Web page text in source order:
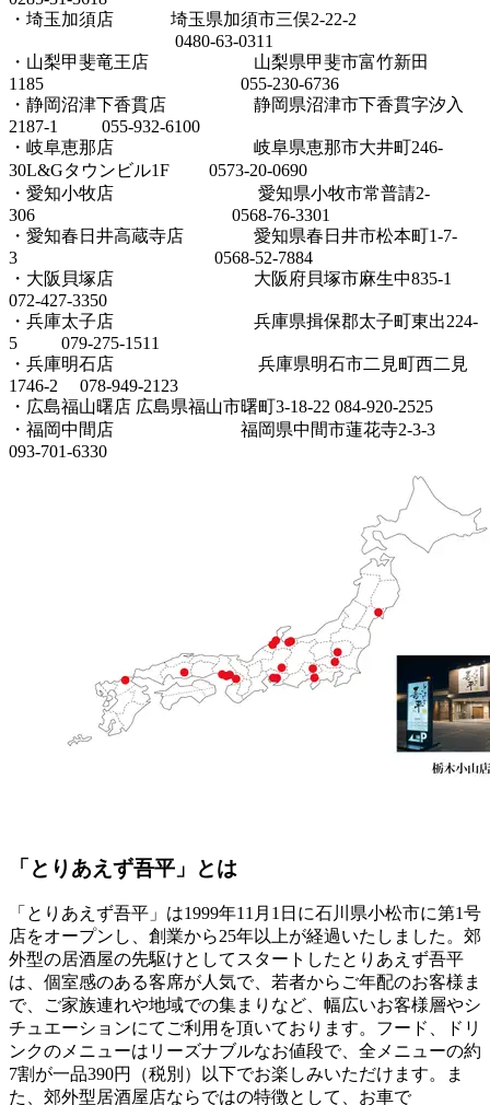
・埼玉加須店 埼玉県加須市三俣2-22-2
0480-63-0311
・山梨甲斐竜王店 山梨県甲斐市富竹新田
1185 055-230-6736
・静岡沼津下香貫店 静岡県沼津市下香貫字汐入
2187-1 055-932-6100
・岐阜恵那店 岐阜県恵那市大井町246-
30L&Gタウンビル1F 0573-20-0690
・愛知小牧店 愛知県小牧市常普請2-
306 0568-76-3301
・愛知春日井高蔵寺店 愛知県春日井市松本町1-7-
3 0568-52-7884
・大阪貝塚店 大阪府貝塚市麻生中835-1
072-427-3350
・兵庫太子店 兵庫県揖保郡太子町東出224-
5 079-275-1511
・兵庫明石店 兵庫県明石市二見町西二見
1746-2 078-949-2123
・広島福山曙店 広島県福山市曙町3-18-22 084-920-2525
・福岡中間店 福岡県中間市蓮花寺2-3-3
093-701-6330
「とりあえず吾平」とは
「とりあえず吾平」は1999年11月1日に石川県小松市に第1号
店をオープンし、創業から25年以上が経過いたしました。郊
外型の居酒屋の先駆けとしてスタートしたとりあえず吾平
は、個室感のある客席が人気で、若者からご年配のお客様ま
で、ご家族連れや地域での集まりなど、幅広いお客様層やシ
チュエーションにてご利用を頂いております。フード、ドリ
ンクのメニューはリーズナブルなお値段で、全メニューの約
7割が一品390円（税別）以下でお楽しみいただけます。ま
た、郊外型居酒屋店ならではの特徴として、お車で